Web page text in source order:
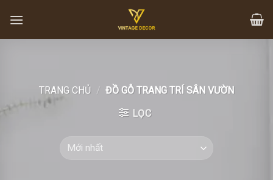
content
TRANG CHỦ / ĐỒ GỖ TRANG TRÍ SÂN VƯỜN
LỌC